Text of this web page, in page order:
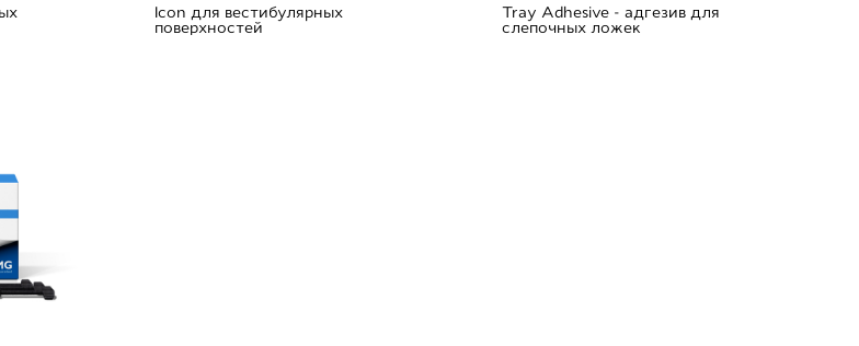
Icon для вестибулярных
поверхностей
Tray Adhesive - адгезив для
слепочных ложек